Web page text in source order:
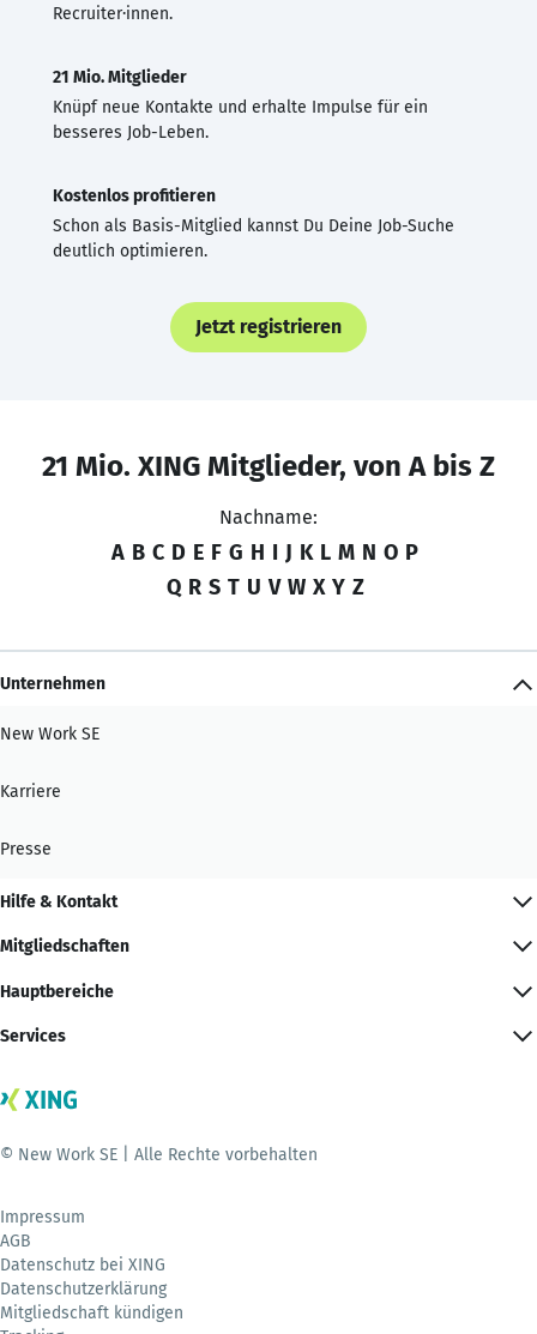
Recruiter·innen.
21 Mio. Mitglieder
Knüpf neue Kontakte und erhalte Impulse für ein
besseres Job-Leben.
Kostenlos profitieren
Schon als Basis-Mitglied kannst Du Deine Job-Suche
deutlich optimieren.
Jetzt registrieren
21 Mio. XING Mitglieder, von A bis Z
Nachname:
A B C D E F G H I J K L M N O P
Q R S T U V W X Y Z
Unternehmen
New Work SE
Karriere
Presse
Hilfe & Kontakt
Mitgliedschaften
Hauptbereiche
Services
© New Work SE | Alle Rechte vorbehalten
Impressum
AGB
Datenschutz bei XING
Datenschutzerklärung
Mitgliedschaft kündigen